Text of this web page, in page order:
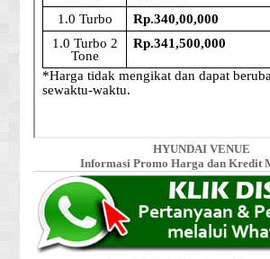
HYUNDAI VENUE
Informasi Promo Harga dan Kredit